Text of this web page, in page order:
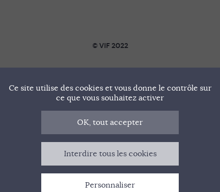
© VIF 2022
SOUTENIR VIF
NOTRE MANIFESTE
QUI SOMMES-NOUS ?
MENTIONS LÉGALES
CONTACT
Ce site utilise des cookies et vous donne le contrôle sur
ce que vous souhaitez activer
OK, tout accepter
Interdire tous les cookies
Personnaliser